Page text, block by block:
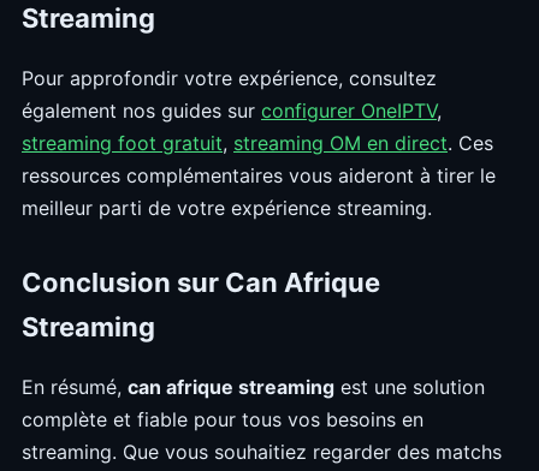
Streaming
Pour approfondir votre expérience, consultez
également nos guides sur configurer OneIPTV,
streaming foot gratuit, streaming OM en direct. Ces
ressources complémentaires vous aideront à tirer le
meilleur parti de votre expérience streaming.
Conclusion sur Can Afrique
Streaming
En résumé, can afrique streaming est une solution
complète et fiable pour tous vos besoins en
streaming. Que vous souhaitiez regarder des matchs